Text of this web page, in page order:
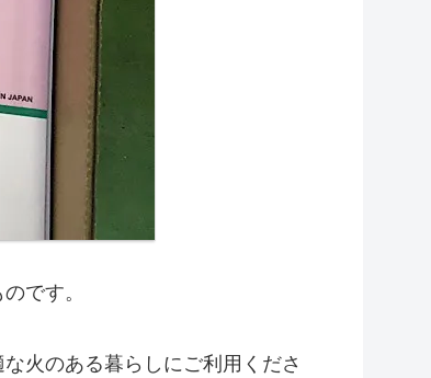
です。
火のある暮らしにご利用くださ